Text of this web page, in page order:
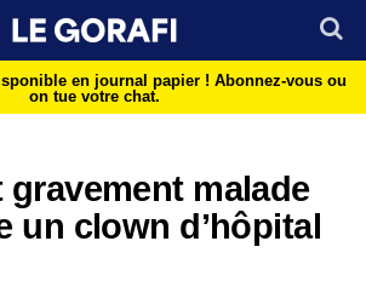
en journal papier ! Abonnez-vous ou
on tue votre chat.
gravement malade
un clown d’hôpital